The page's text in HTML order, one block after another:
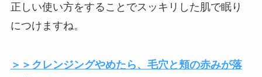
正しい使い方をすることでスッキリした肌で眠り
につけますね。
＞＞クレンジングやめたら、毛穴と頬の赤みが落